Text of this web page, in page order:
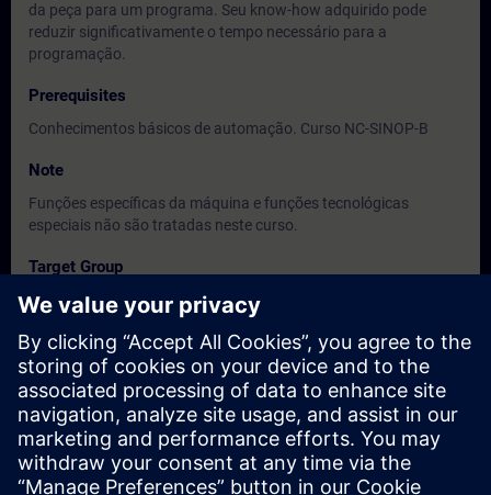
da peça para um programa. Seu know-how adquirido pode
reduzir significativamente o tempo necessário para a
programação.
Prerequisites
Conhecimentos básicos de automação. Curso NC-SINOP-B
Note
Funções específicas da máquina e funções tecnológicas
especiais não são tratadas neste curso.
Target Group
Programadores CNC.
Dates And Registration
Currently, no events available
Add yourself to the course request list and you will be notified
when new dates become available.